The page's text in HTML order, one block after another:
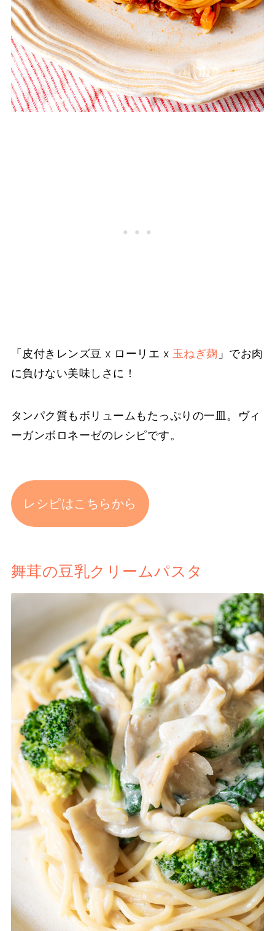
「皮付きレンズ豆 x ローリエ x 玉ねぎ麹 」でお肉
に負けない美味しさに！
タンパク質もボリュームもたっぷりの一皿。ヴィ
ーガンボロネーゼのレシピです。
レシピはこちらから
舞茸の豆乳クリームパスタ